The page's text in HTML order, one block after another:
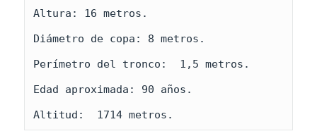
Altura: 16 metros.
Diámetro de copa: 8 metros.
Perímetro del tronco:  1,5 metros.
Edad aproximada: 90 años.
Altitud:  1714 metros.